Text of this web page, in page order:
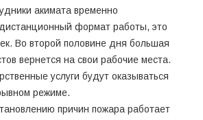
акимата временно
формат работы, это
Во второй половине дня большая
вернется на свои рабочие места.
услуги будут оказываться
режиме.
причин пожара работает